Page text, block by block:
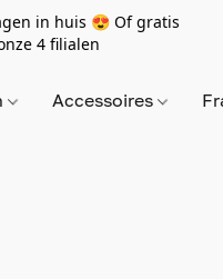
in huis 😍 Of gratis
4 filialen
Accessoires